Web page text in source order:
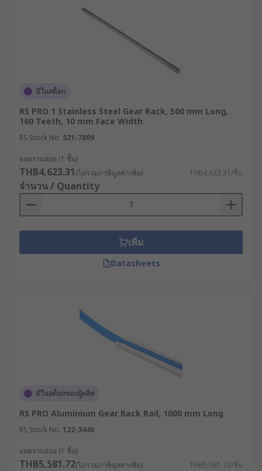
In addition, gear rack rails and fixing kits offer a
quick and easy installation solution, allowing
gear racks to be used in a wide range of
What are gear racks used for?
Gear racks are important for applications where
are also used to control valves in pipeline
transport. Apart from usage in lifting
mechanisms, gear racks can help directional
change. They provide rigidness coupled with
responsiveness for increased control, which is
ideal for steering systems.
Their main advantages are:
Types of gear racks
Conveying systems use fixed racks, where the
rack and pinion are joined with straight or helical
teeth and the rack remains stationary. Extrusion
systems make use of moving racks, which rotate
around the gear, supported by roller mechanisms.
มีในสต็อก
RS PRO 1 Stainless Steel Gear Rack, 500 mm Long,
160 Teeth, 10 mm Face Width
RS Stock No. 521-7809
ยอดรวมย่อย (1 ชิ้น)
THB4,623.31(ไม่รวมภาษีมูลค่าเพิ่ม) THB4,623.31/ชิ้น
จำนวน / Quantity
เพิ่ม
Datasheets
มีในสต็อกของผู้ผลิต
RS PRO Aluminium Gear Rack Rail, 1000 mm Long
RS Stock No. 122-3446
ยอดรวมย่อย (1 ชิ้น)
THB5,581.72(ไม่รวมภาษีมูลค่าเพิ่ม) THB5,581.72/ชิ้น